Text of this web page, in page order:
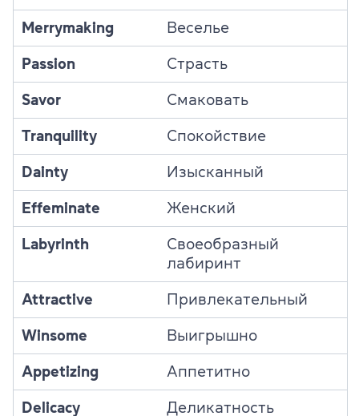
Merrymaking Веселье
Passion Страсть
Savor Смаковать
Tranquility Спокойствие
Dainty Изысканный
Effeminate Женский
Labyrinth
Своеобразный
лабиринт
Attractive Привлекательный
Winsome Выигрышно
Appetizing Аппетитно
Delicacy Деликатность